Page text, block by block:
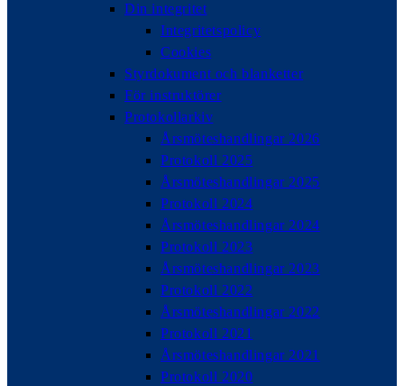
Din integritet
Integritetspolicy
Cookies
Styrdokument och blanketter
För instruktörer
Protokollarkiv
Årsmöteshandlingar 2026
Protokoll 2025
Årsmöteshandlingar 2025
Protokoll 2024
Årsmöteshandlingar 2024
Protokoll 2023
Årsmöteshandlingar 2023
Protokoll 2022
Årsmöteshandlingar 2022
Protokoll 2021
Årsmöteshandlingar 2021
Protokoll 2020